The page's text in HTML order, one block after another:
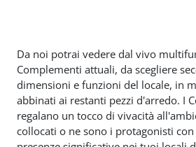
Da noi potrai vedere dal vivo
Complementi attuali, da scegliere
dimensioni e funzioni del locale, in
abbinati ai restanti pezzi d'arredo. I
regalano un tocco di vivacità
collocati o ne sono i protagonisti